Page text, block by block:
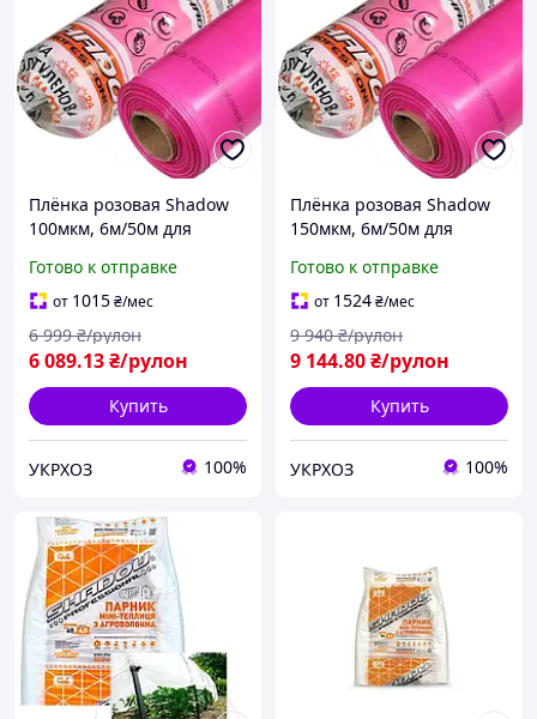
Плёнка розовая Shadow
100мкм, 6м/50м для
месяцев стабилизация
Готово к отправке
от 1015₴/мес
6 089.13₴/рулон
6 999 ₴/рулон
Купить
УКРХОЗ 100%
Плёнка розовая Shadow
150мкм, 6м/50м для
месяцев стабилизация
Готово к отправке
от 1524₴/мес
9 144.80₴/рулон
9 940 ₴/рулон
Купить
УКРХОЗ 100%